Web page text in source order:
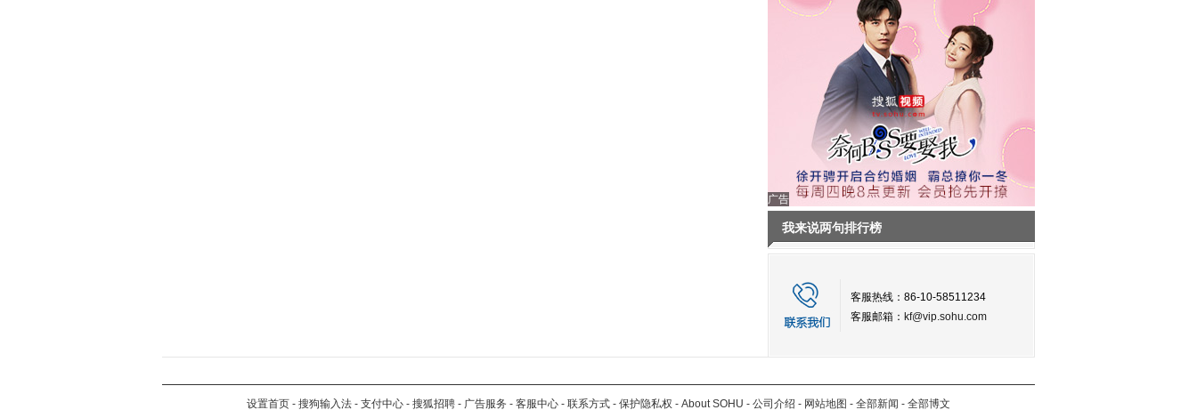
广告
我来说两句排行榜
客服热线：86-10-58511234
客服邮箱： kf@vip.sohu.com
设置首页 - 搜狗输入法 - 支付中心 - 搜狐招聘 - 广告服务 - 客服中心 - 联系方式 - 保护隐私权 - About SOHU - 公司介绍 - 网站地图 - 全部新闻 - 全部博文